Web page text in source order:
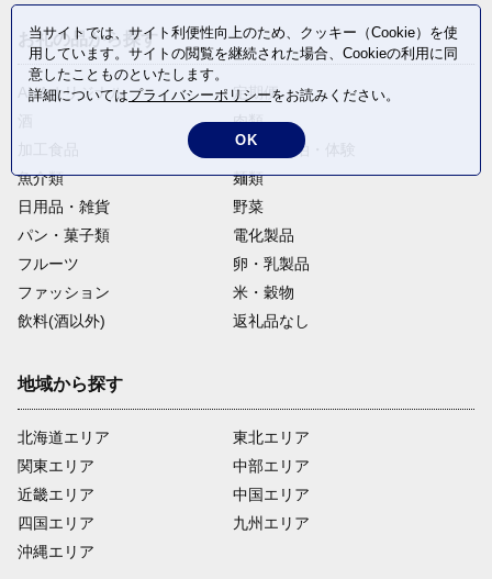
お礼の品から探す
ANAオリジナル
定期便
肉類
旅行・宿泊・体験
魚介類
麺類
日用品・雑貨
野菜
パン・菓子類
電化製品
フルーツ
卵・乳製品
ファッション
米・穀物
飲料(酒以外)
返礼品なし
地域から探す
北海道エリア
関東エリア
近畿エリア
四国エリア
沖縄エリア
東北エリア
中部エリア
中国エリア
九州エリア
当サイトでは、サイト利便性向上のため、クッキー（Cookie）を使
用しています。サイトの閲覧を継続された場合、Cookieの利用に同
意したことものといたします。
詳細についてはプライバシーポリシーをお読みください。
OK